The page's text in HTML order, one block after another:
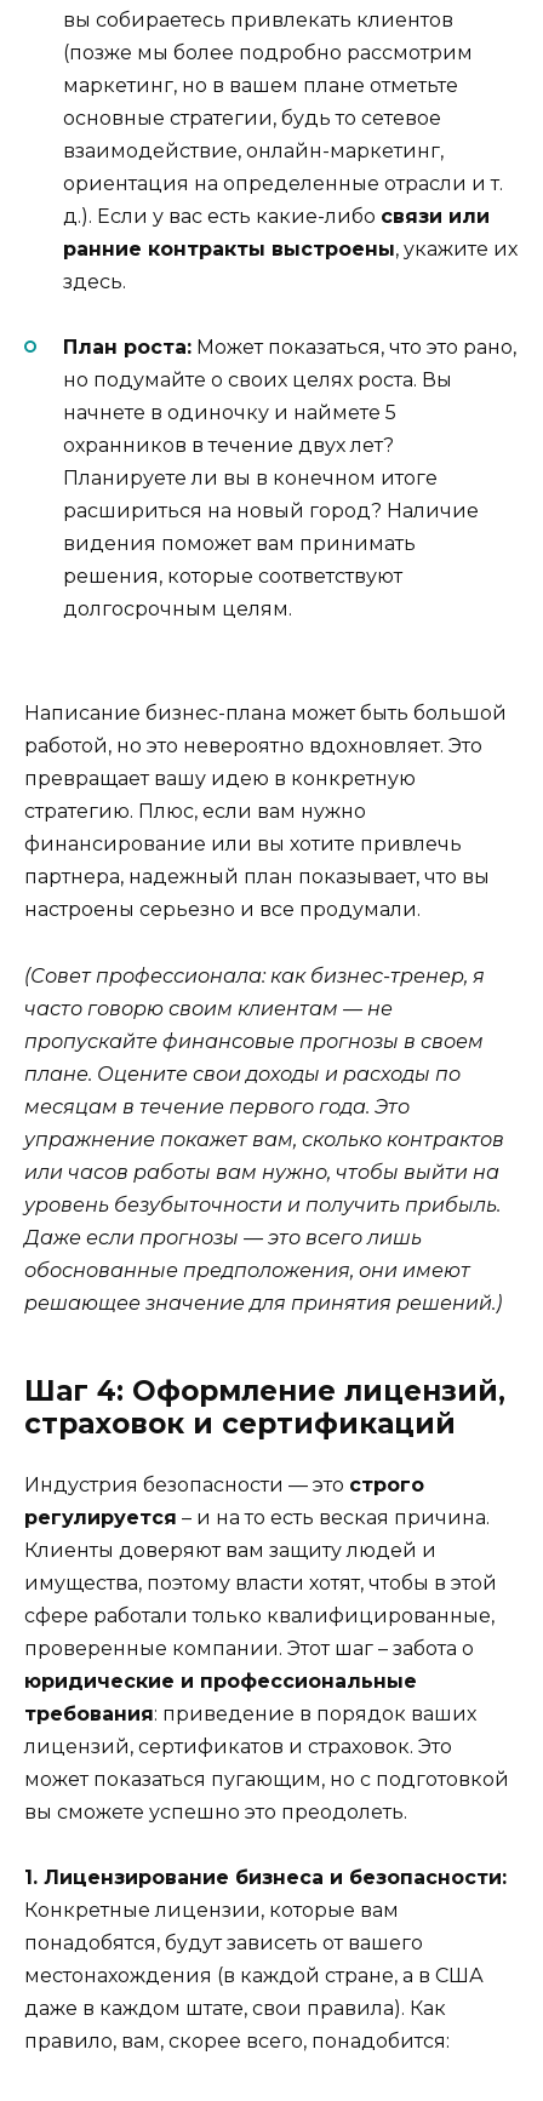
вы собираетесь привлекать клиентов
(позже мы более подробно рассмотрим
маркетинг, но в вашем плане отметьте
основные стратегии, будь то сетевое
взаимодействие, онлайн-маркетинг,
ориентация на определенные отрасли и т.
д.). Если у вас есть какие-либо связи или
ранние контракты выстроены, укажите их
здесь.
План роста: Может показаться, что это рано,
но подумайте о своих целях роста. Вы
начнете в одиночку и наймете 5
охранников в течение двух лет?
Планируете ли вы в конечном итоге
расшириться на новый город? Наличие
видения поможет вам принимать
решения, которые соответствуют
долгосрочным целям.
Написание бизнес-плана может быть большой
работой, но это невероятно вдохновляет. Это
превращает вашу идею в конкретную
стратегию. Плюс, если вам нужно
финансирование или вы хотите привлечь
партнера, надежный план показывает, что вы
настроены серьезно и все продумали.
(Совет профессионала: как бизнес-тренер, я
часто говорю своим клиентам — не
пропускайте финансовые прогнозы в своем
плане. Оцените свои доходы и расходы по
месяцам в течение первого года. Это
упражнение покажет вам, сколько контрактов
или часов работы вам нужно, чтобы выйти на
уровень безубыточности и получить прибыль.
Даже если прогнозы — это всего лишь
обоснованные предположения, они имеют
решающее значение для принятия решений.)
Шаг 4: Оформление лицензий,
страховок и сертификаций
Индустрия безопасности — это строго
регулируется – и на то есть веская причина.
Клиенты доверяют вам защиту людей и
имущества, поэтому власти хотят, чтобы в этой
сфере работали только квалифицированные,
проверенные компании. Этот шаг – забота о
юридические и профессиональные
требования: приведение в порядок ваших
лицензий, сертификатов и страховок. Это
может показаться пугающим, но с подготовкой
вы сможете успешно это преодолеть.
1. Лицензирование бизнеса и безопасности:
Конкретные лицензии, которые вам
понадобятся, будут зависеть от вашего
местонахождения (в каждой стране, а в США
даже в каждом штате, свои правила). Как
правило, вам, скорее всего, понадобится: